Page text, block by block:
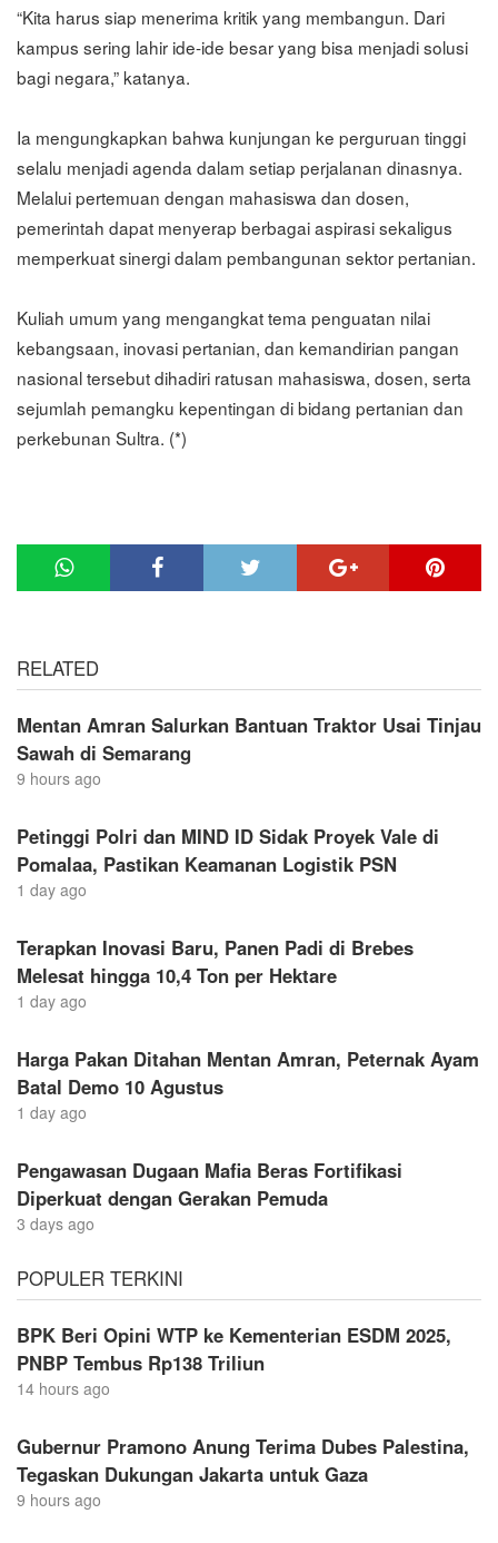
“Kita harus siap menerima kritik yang membangun. Dari
kampus sering lahir ide-ide besar yang bisa menjadi solusi
bagi negara,” katanya.
Ia mengungkapkan bahwa kunjungan ke perguruan tinggi
selalu menjadi agenda dalam setiap perjalanan dinasnya.
Melalui pertemuan dengan mahasiswa dan dosen,
pemerintah dapat menyerap berbagai aspirasi sekaligus
memperkuat sinergi dalam pembangunan sektor pertanian.
Kuliah umum yang mengangkat tema penguatan nilai
kebangsaan, inovasi pertanian, dan kemandirian pangan
nasional tersebut dihadiri ratusan mahasiswa, dosen, serta
sejumlah pemangku kepentingan di bidang pertanian dan
perkebunan Sultra. (*)
RELATED
Mentan Amran Salurkan Bantuan Traktor Usai Tinjau
Sawah di Semarang
9 hours ago
Petinggi Polri dan MIND ID Sidak Proyek Vale di
Pomalaa, Pastikan Keamanan Logistik PSN
1 day ago
Terapkan Inovasi Baru, Panen Padi di Brebes
Melesat hingga 10,4 Ton per Hektare
1 day ago
Harga Pakan Ditahan Mentan Amran, Peternak Ayam
Batal Demo 10 Agustus
1 day ago
Pengawasan Dugaan Mafia Beras Fortifikasi
Diperkuat dengan Gerakan Pemuda
3 days ago
POPULER TERKINI
BPK Beri Opini WTP ke Kementerian ESDM 2025,
PNBP Tembus Rp138 Triliun
14 hours ago
Gubernur Pramono Anung Terima Dubes Palestina,
Tegaskan Dukungan Jakarta untuk Gaza
9 hours ago